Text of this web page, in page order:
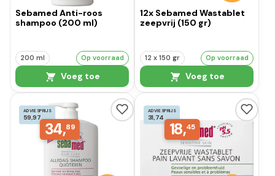
Sebamed Anti-roos
shampoo (200 ml)
200 ml Op voorraad
Voeg toe
12x Sebamed Wastablet
zeepvrij (150 gr)
12 x 150 gr Op voorraad
Voeg toe
ADVIESPRIJS
59,97
34,89
ADVIESPRIJS
31,74
18,45